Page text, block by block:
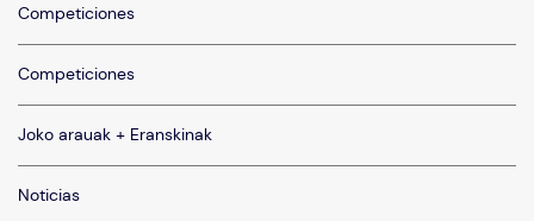
Competiciones
Competiciones
Joko arauak + Eranskinak
Noticias